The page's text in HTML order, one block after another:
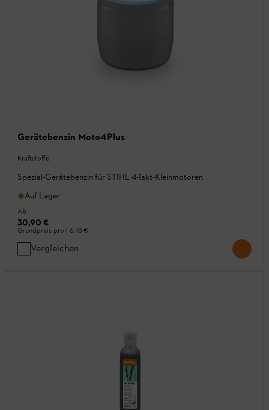
Gerätebenzin Moto4Plus
Kraftstoffe
Spezial-Gerätebenzin für STIHL 4-Takt-Kleinmotoren
Auf Lager
Ab
30,90 €
Grundpreis pro l 6,18 €
Vergleichen